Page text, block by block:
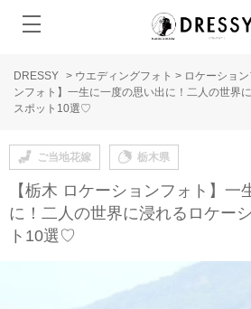
DRESSY > ウエディングフォト > ロケーション
ンフォト】一生に一度の思い出に！二人の世界
スポット10選♡
ご当地花嫁 栃木県
【栃木 ロケーションフォト】一
に！二人の世界に浸れるロケー
ト10選♡